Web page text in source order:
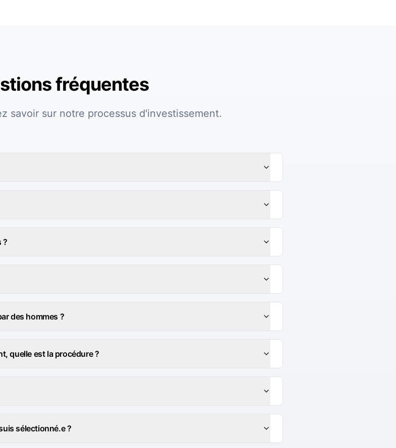
fréquentes
savoir sur notre processus d'investissement.
?
des hommes ?
quelle est la procédure ?
sélectionné.e ?